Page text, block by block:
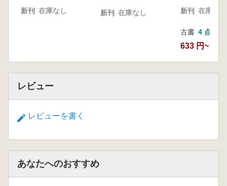
新刊 在庫なし 新刊 在庫なし 新刊 在庫なし
古書 4 点
633 円~
レビュー
レビューを書く
あなたへのおすすめ